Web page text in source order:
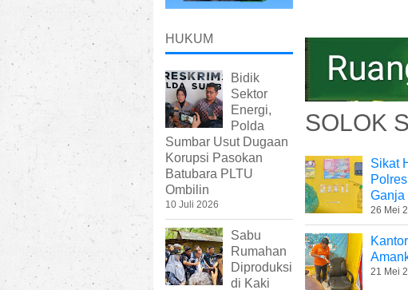
SOLOK
Sikat
Ganja
26 Mei
21 Mei
HUKUM
Bidik
Sektor
Energi,
Polda
Sumbar Usut Dugaan
Korupsi Pasokan
Batubara PLTU
Ombilin
10 Juli 2026
Sabu
Rumahan
Diproduksi
di Kaki